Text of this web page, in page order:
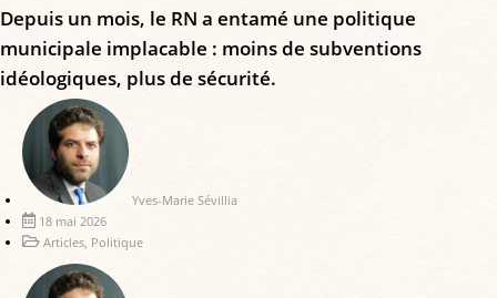
Depuis un mois, le RN a entamé une politique
municipale implacable : moins de subventions
idéologiques, plus de sécurité.
Yves-Marie Sévillia
18 mai 2026
Articles, Politique